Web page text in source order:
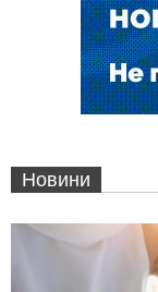
Новини